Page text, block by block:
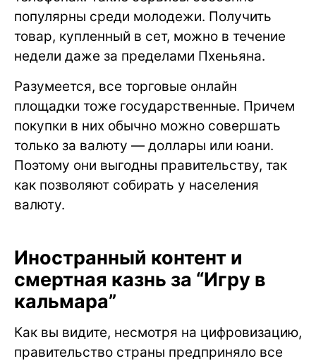
популярны среди молодежи. Получить
товар, купленный в сет, можно в течение
недели даже за пределами Пхеньяна.
Разумеется, все торговые онлайн
площадки тоже государственные. Причем
покупки в них обычно можно совершать
только за валюту — доллары или юани.
Поэтому они выгодны правительству, так
как позволяют собирать у населения
валюту.
Иностранный контент и
смертная казнь за “Игру в
кальмара”
Как вы видите, несмотря на цифровизацию,
правительство страны предприняло все